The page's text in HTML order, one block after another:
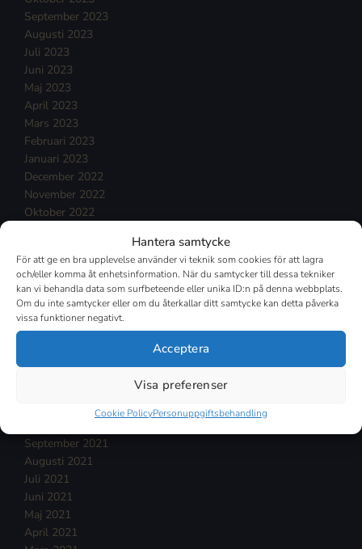
Hantera samtycke
För att ge en bra upplevelse använder vi teknik som cookies för att lagra
och/eller komma åt enhetsinformation. När du samtycker till dessa tekniker
kan vi behandla data som surfbeteende eller unika ID:n på denna webbplats.
Om du inte samtycker eller om du återkallar ditt samtycke kan detta påverka
vissa funktioner negativt.
Acceptera
Visa preferenser
Cookie PolicyPersonuppgiftsbehandling
September 2023
Augusti 2023
Juli 2023
Juni 2023
Maj 2023
April 2023
Mars 2023
Februari 2023
Januari 2023
December 2022
November 2022
Oktober 2022
Juli 2022
Juni 2022
Maj 2022
April 2022
November 2021
September 2021
Augusti 2021
Juli 2021
Juni 2021
Maj 2021
April 2021